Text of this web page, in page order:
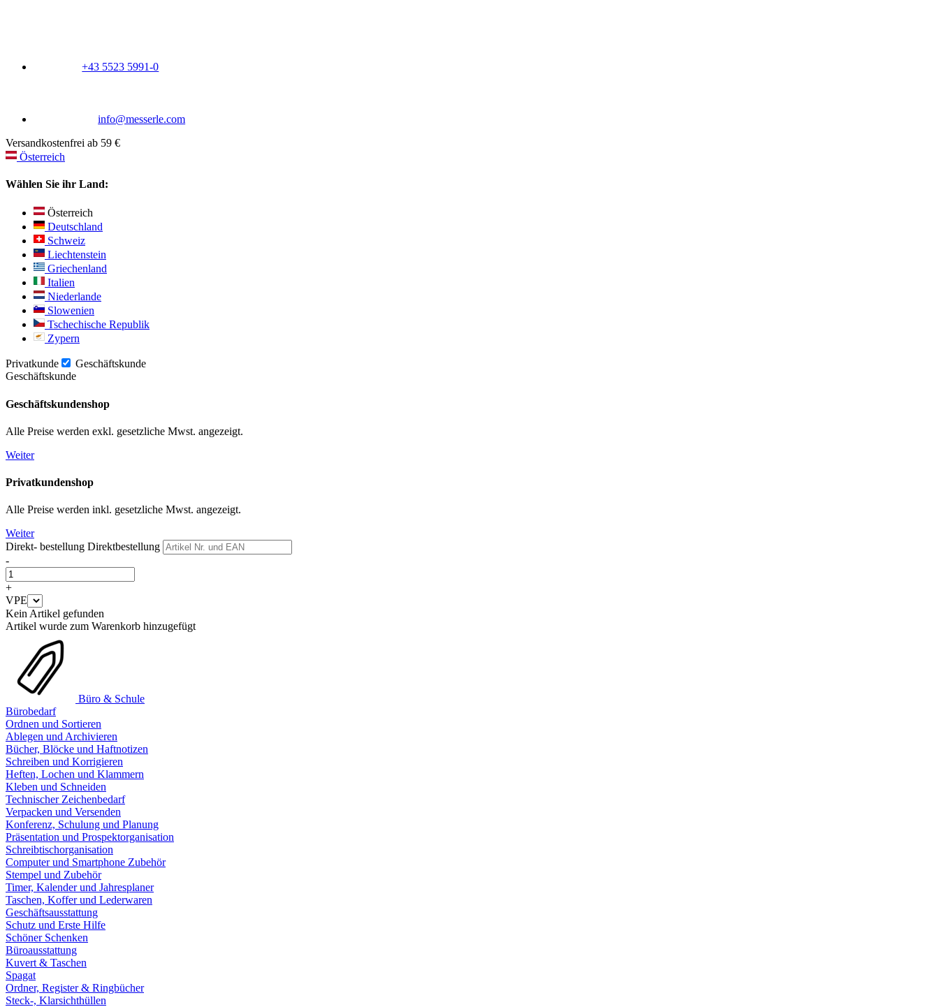
+43 5523 5991-0
info@messerle.com
Versandkostenfrei ab 59 €
Österreich
Wählen Sie ihr Land:
Österreich
Deutschland
Schweiz
Liechtenstein
Griechenland
Italien
Niederlande
Slowenien
Tschechische Republik
Zypern
Privatkunde
Geschäftskunde
Geschäftskunde
Geschäftskundenshop
Alle Preise werden exkl. gesetzliche Mwst. angezeigt.
Weiter
Privatkundenshop
Alle Preise werden inkl. gesetzliche Mwst. angezeigt.
Weiter
Direkt- bestellung Direktbestellung
-
+
VPE
Kein Artikel gefunden
Artikel wurde zum Warenkorb hinzugefügt
Büro & Schule
Bürobedarf
Ordnen und Sortieren
Ablegen und Archivieren
Bücher, Blöcke und Haftnotizen
Schreiben und Korrigieren
Heften, Lochen und Klammern
Kleben und Schneiden
Technischer Zeichenbedarf
Verpacken und Versenden
Konferenz, Schulung und Planung
Präsentation und Prospektorganisation
Schreibtischorganisation
Computer und Smartphone Zubehör
Stempel und Zubehör
Timer, Kalender und Jahresplaner
Taschen, Koffer und Lederwaren
Geschäftsausstattung
Schutz und Erste Hilfe
Schöner Schenken
Büroausstattung
Kuvert & Taschen
Spagat
Ordner, Register & Ringbücher
Steck-, Klarsichthüllen